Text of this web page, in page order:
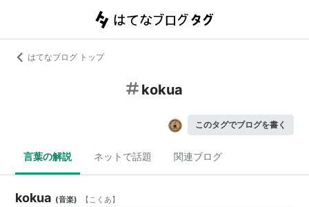
はてなブログ トップ
kokua
このタグでブログを書く
言葉の解説 ネットで話題 関連ブログ
kokua (音楽) 【こくあ】